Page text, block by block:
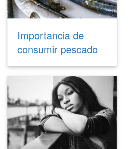
Importancia de
consumir pescado